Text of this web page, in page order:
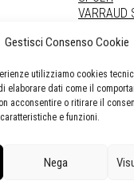
Gestisci Consenso Cookie
utilizziamo cookies
elaborare dati come il
acconsentire o ritirare il
e funzioni.
Nega
VARRAUD